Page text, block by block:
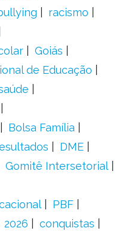
racismo
Goiás
de Educação
Bolsa Família
DME
Gomitê Intersetorial
PBF
2026 conquistas